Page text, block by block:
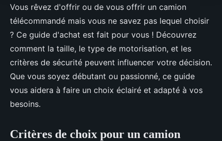
Vous rêvez d'offrir ou de vous offrir un camion
télécommandé mais vous ne savez pas lequel choisir
? Ce guide d'achat est fait pour vous ! Découvrez
comment la taille, le type de motorisation, et les
critères de sécurité peuvent influencer votre décision.
Que vous soyez débutant ou passionné, ce guide
vous aidera à faire un choix éclairé et adapté à vos
besoins.
Critères de choix pour un camion